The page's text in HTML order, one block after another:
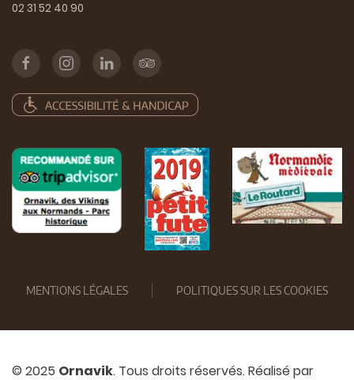
02 31 52 40 90
MENTIONS LÉGALES POLITIQUES SUR LES COOKIES
© 2025 Ornavik. Tous droits réservés. Réalisé par